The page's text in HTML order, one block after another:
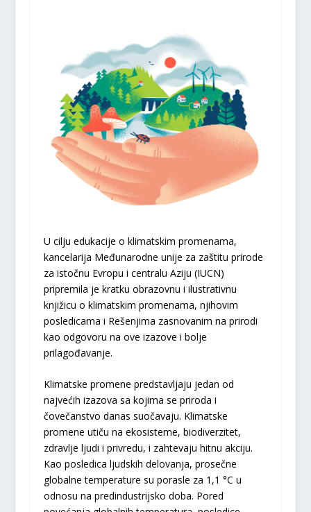
U cilju edukacije o klimatskim promenama,
kancelarija Međunarodne unije za zaštitu prirode
za istočnu Evropu i centralu Aziju (IUCN)
pripremila je kratku obrazovnu i ilustrativnu
knjižicu o klimatskim promenama, njihovim
posledicama i Rešenjima zasnovanim na prirodi
kao odgovoru na ove izazove i bolje
prilagođavanje.
Klimatske promene predstavljaju jedan od
najvećih izazova sa kojima se priroda i
čovečanstvo danas suočavaju. Klimatske
promene utiču na ekosisteme, biodiverzitet,
zdravlje ljudi i privredu, i zahtevaju hitnu akciju.
Kao posledica ljudskih delovanja, prosečne
globalne temperature su porasle za 1,1 °C u
odnosu na predindustrijsko doba. Pored